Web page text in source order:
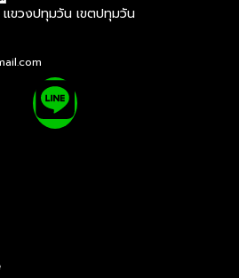
แขวงปทุมวัน เขตปทุมวัน